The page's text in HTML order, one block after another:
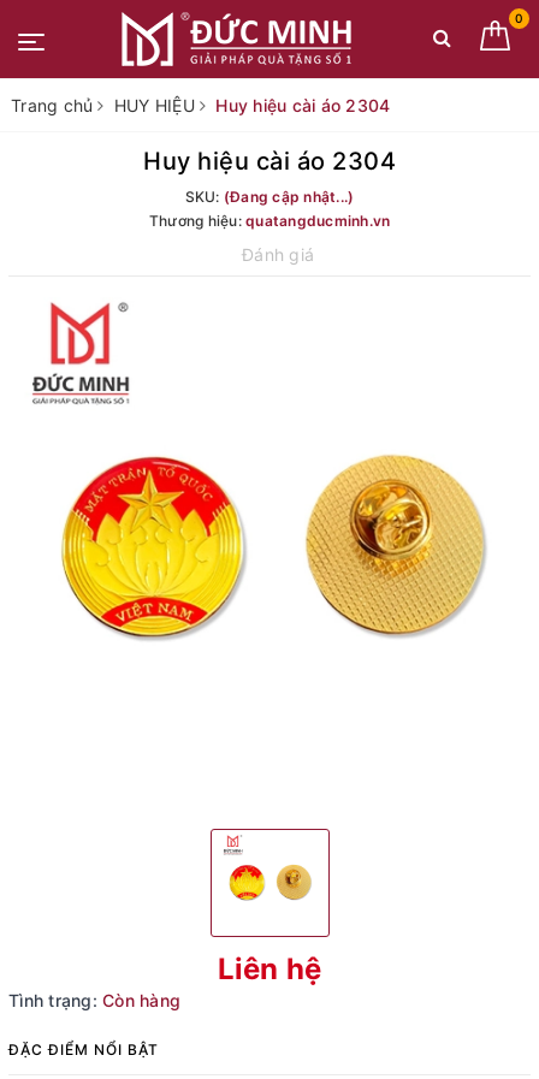
0
Trang chủ HUY HIỆU Huy hiệu cài áo 2304
Huy hiệu cài áo 2304
SKU: (Đang cập nhật...)
Thương hiệu: quatangducminh.vn
Đánh giá
Liên hệ
Tình trạng: Còn hàng
ĐẶC ĐIỂM NỔI BẬT